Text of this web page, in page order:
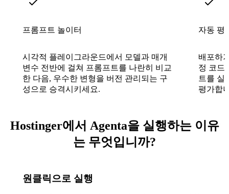
프롬프트 놀이터
시각적 플레이그라운드에서 모델과 매개
변수 전반에 걸쳐 프롬프트를 나란히 비교
한 다음, 우수한 변형을 버전 관리되는 구
성으로 승격시키세요.
자동 평
배포하
정 코드
트를 실
평가합
Hostinger에서 Agenta을 실행하는 이유
는 무엇입니까?
원클릭으로 실행